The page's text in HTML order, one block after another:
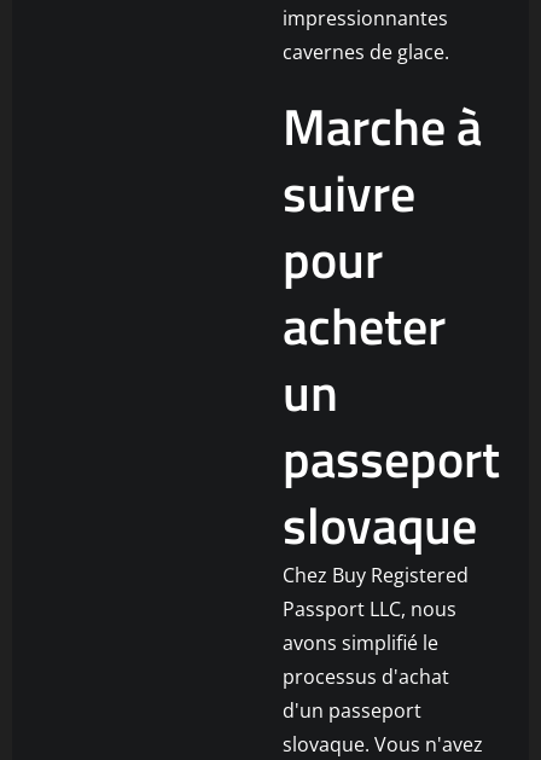
impressionnantes
cavernes de glace.
Marche à
suivre
pour
acheter
un
passeport
slovaque
Chez Buy Registered
Passport LLC, nous
avons simplifié le
processus d'achat
d'un passeport
slovaque. Vous n'avez